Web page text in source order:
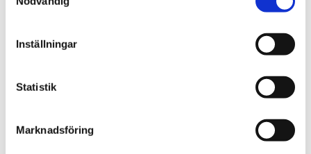
Inställningar
Statistik
Marknadsföring